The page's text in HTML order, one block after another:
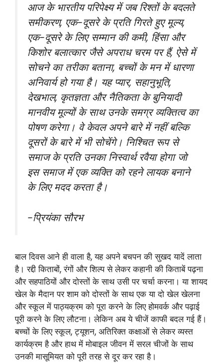
आज के भारतीय परिपेक्ष्य में जब रिश्तों के बदलते
समीकरण, एक-दूसरे के प्रति गिरते हुए मूल्य,
एक-दूसरे के लिए सम्मान की कमी, हिंसा और
किशोर बलात्कार जैसे अपराध चरम पर हैं, ऐसे में
सोचने का तरीका बताना, बच्चों के मन में धारणा
अनिवार्य हो गया है। यह प्यार, सहानुभूति,
देखभाल, कृतज्ञता और नैतिकता के बुनियादी
मानवीय मूल्यों के साथ उनके समग्र व्यक्तित्व का
पोषण करेगा। वे केवल अपने बारे में नहीं बल्कि
दूसरों के बारे में भी सोचेंगे। निश्चित रूप से
समाज के प्रति उनका निस्वार्थ रवैया होगा जो
इस समाज में एक व्यक्ति को रहने लायक बनाने
के लिए मदद करता है।
-प्रियंका सौरभ
बाल दिवस आने ही वाला है, यह अपने बचपन की सुखद यादें लाता
है। रद्दी किताबों, रंगों और शिल्प से लेकर कहानी की किताबें पढ़ना
और सहपाठियों और दोस्तों के साथ उसी पर चर्चा करना। या शायद
खेल के मैदान पर शाम को दोस्तों के साथ एक या दो खेल खेलना
और स्कूल में पाठ्यक्रम को पूरा करने के लिए होमवर्क और पढ़ाई
पूरी करने के लिए लौटना। लेकिन अब ये चीजें काफी बदल गई हैं।
बच्चों के लिए स्कूल, ट्यूशन, अतिरिक्त कक्षाओं से लेकर व्यस्त
कार्यक्रम है और हाथ में मोबाइल जीवन में सरल चीजों के साथ
उनकी मासूमियत को पूरी तरह से दूर कर रहा है।